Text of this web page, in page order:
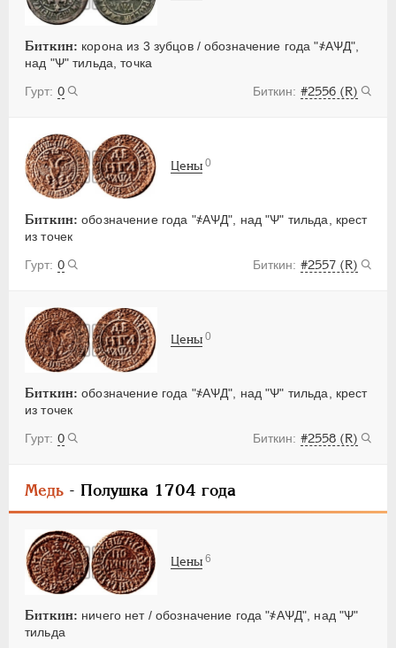
Биткин: корона из 3 зубцов / обозначение года "҂АѰД",
над "Ѱ" тильда, точка
0
#2556 (R)
Биткин: обозначение года "҂АѰД", над "Ѱ" тильда, крест
из точек
0
#2557 (R)
Цены 0
Биткин: обозначение года "҂АѰД", над "Ѱ" тильда, крест
из точек
0
#2558 (R)
Цены 0
Медь - Полушка 1704 года
Биткин: ничего нет / обозначение года "҂АѰД", над "Ѱ"
тильда
Цены 6